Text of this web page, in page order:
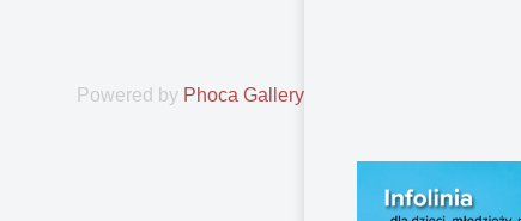
Powered by Phoca Gallery